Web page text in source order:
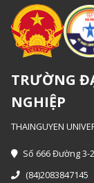
TRƯỜNG
NGHIỆP
THAINGUYEN
Số 666 Đường 3-
(84)2083847145